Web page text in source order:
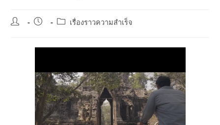
Post
Post
Postเรื่องราวความสำเร็จ